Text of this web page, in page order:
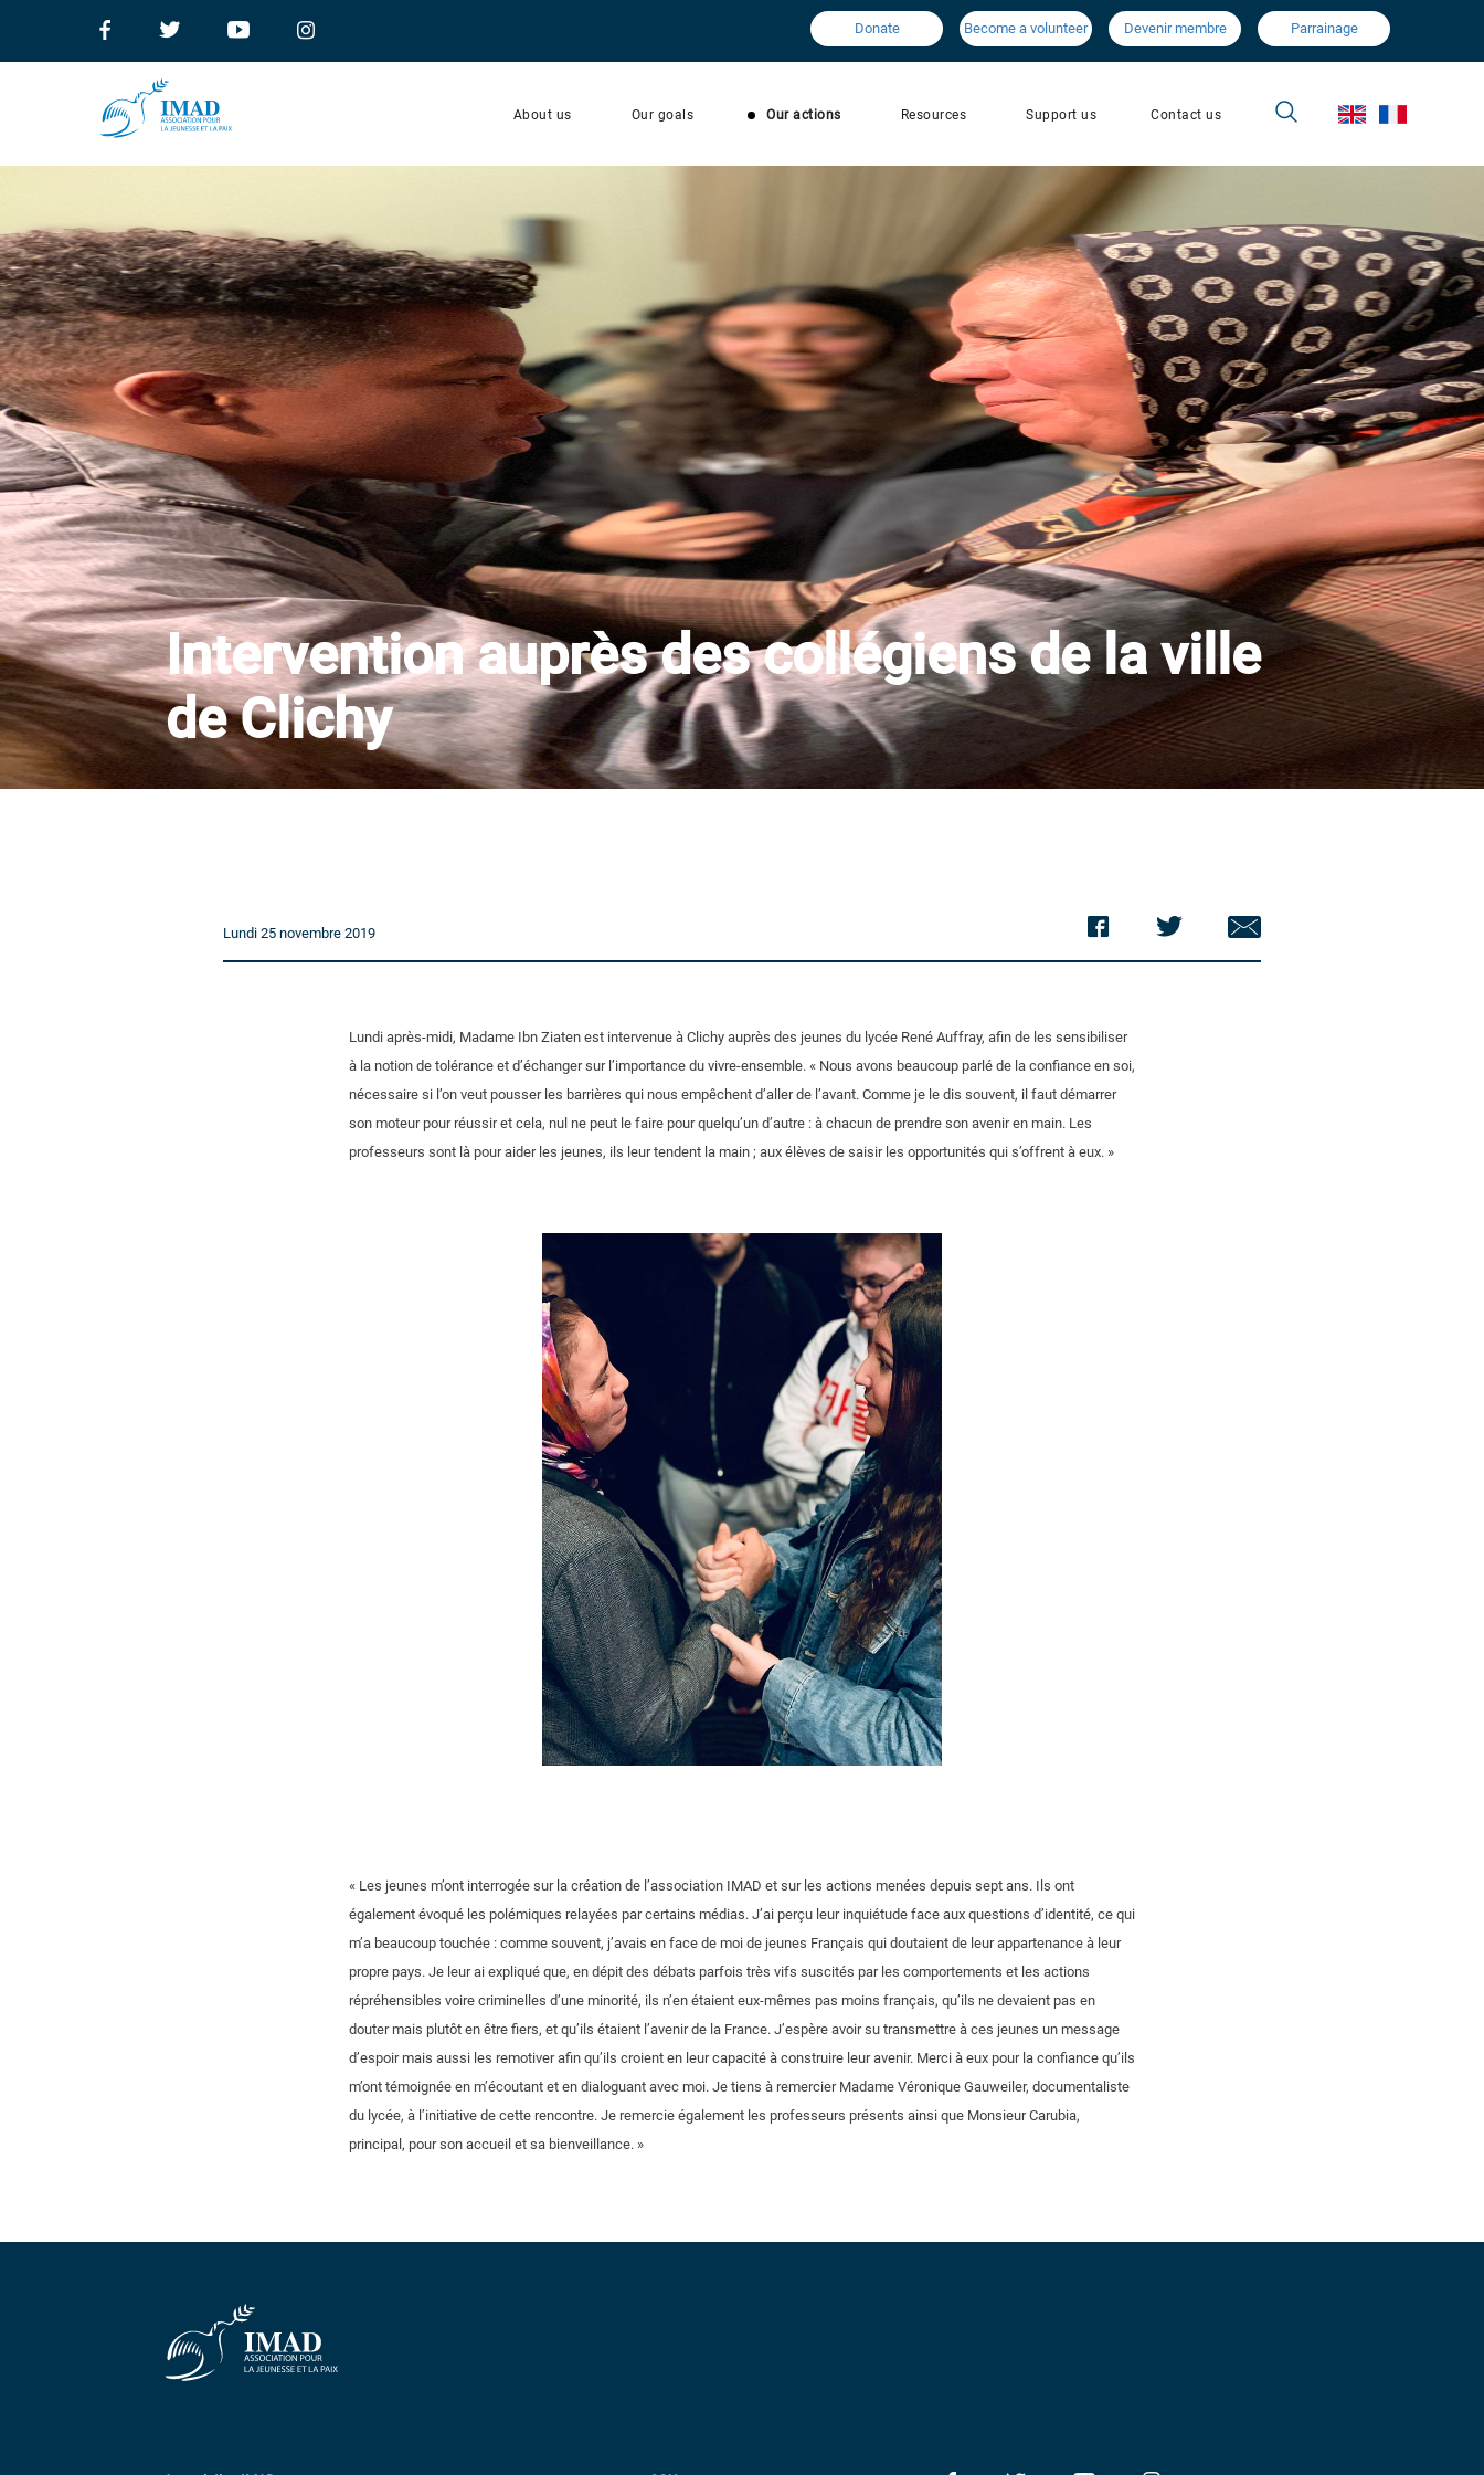
Donate Become a volunteer Devenir membre Parrainage
About us Our goals Our actions Resources Support us Contact us
Intervention auprès des collégiens de la ville
de Clichy
Lundi 25 novembre 2019
Lundi après-midi, Madame Ibn Ziaten est intervenue à Clichy auprès des jeunes du lycée René Auffray, afin de les sensibiliser
à la notion de tolérance et d’échanger sur l’importance du vivre-ensemble. « Nous avons beaucoup parlé de la confiance en soi,
nécessaire si l’on veut pousser les barrières qui nous empêchent d’aller de l’avant. Comme je le dis souvent, il faut démarrer
son moteur pour réussir et cela, nul ne peut le faire pour quelqu’un d’autre : à chacun de prendre son avenir en main. Les
professeurs sont là pour aider les jeunes, ils leur tendent la main ; aux élèves de saisir les opportunités qui s’offrent à eux. »
« Les jeunes m’ont interrogée sur la création de l’association IMAD et sur les actions menées depuis sept ans. Ils ont
également évoqué les polémiques relayées par certains médias. J’ai perçu leur inquiétude face aux questions d’identité, ce qui
m’a beaucoup touchée : comme souvent, j’avais en face de moi de jeunes Français qui doutaient de leur appartenance à leur
propre pays. Je leur ai expliqué que, en dépit des débats parfois très vifs suscités par les comportements et les actions
répréhensibles voire criminelles d’une minorité, ils n’en étaient eux-mêmes pas moins français, qu’ils ne devaient pas en
douter mais plutôt en être fiers, et qu’ils étaient l’avenir de la France. J’espère avoir su transmettre à ces jeunes un message
d’espoir mais aussi les remotiver afin qu’ils croient en leur capacité à construire leur avenir. Merci à eux pour la confiance qu’ils
m’ont témoignée en m’écoutant et en dialoguant avec moi. Je tiens à remercier Madame Véronique Gauweiler, documentaliste
du lycée, à l’initiative de cette rencontre. Je remercie également les professeurs présents ainsi que Monsieur Carubia,
principal, pour son accueil et sa bienveillance. »